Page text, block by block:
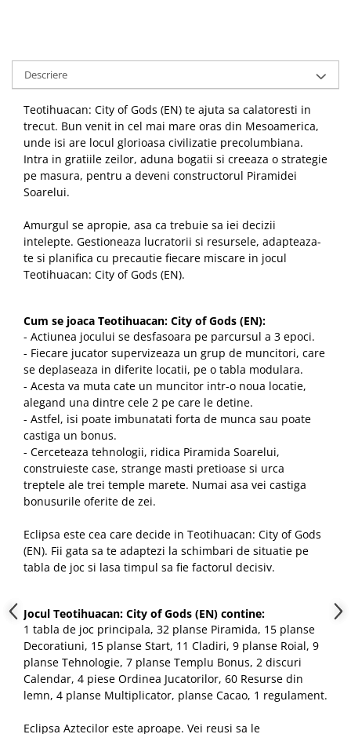
Descriere
Teotihuacan: City of Gods (EN) te ajuta sa calatoresti in
trecut. Bun venit in cel mai mare oras din Mesoamerica,
unde isi are locul glorioasa civilizatie precolumbiana.
Intra in gratiile zeilor, aduna bogatii si creeaza o strategie
pe masura, pentru a deveni constructorul Piramidei
Soarelui.
Amurgul se apropie, asa ca trebuie sa iei decizii
intelepte. Gestioneaza lucratorii si resursele, adapteaza-
te si planifica cu precautie fiecare miscare in jocul
Teotihuacan: City of Gods (EN).
Cum se joaca Teotihuacan: City of Gods (EN):
- Actiunea jocului se desfasoara pe parcursul a 3 epoci.
- Fiecare jucator supervizeaza un grup de muncitori, care
se deplaseaza in diferite locatii, pe o tabla modulara.
- Acesta va muta cate un muncitor intr-o noua locatie,
alegand una dintre cele 2 pe care le detine.
- Astfel, isi poate imbunatati forta de munca sau poate
castiga un bonus.
- Cerceteaza tehnologii, ridica Piramida Soarelui,
construieste case, strange masti pretioase si urca
treptele ale trei temple marete. Numai asa vei castiga
bonusurile oferite de zei.
Eclipsa este cea care decide in Teotihuacan: City of Gods
(EN). Fii gata sa te adaptezi la schimbari de situatie pe
tabla de joc si lasa timpul sa fie factorul decisiv.
Jocul Teotihuacan: City of Gods (EN) contine:
1 tabla de joc principala, 32 planse Piramida, 15 planse
Decoratiuni, 15 planse Start, 11 Cladiri, 9 planse Roial, 9
planse Tehnologie, 7 planse Templu Bonus, 2 discuri
Calendar, 4 piese Ordinea Jucatorilor, 60 Resurse din
lemn, 4 planse Multiplicator, planse Cacao, 1 regulament.
Eclipsa Aztecilor este aproape. Vei reusi sa le